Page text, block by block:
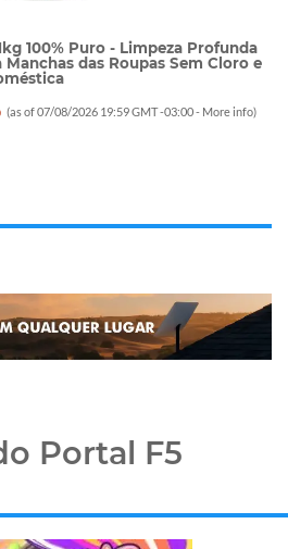
100% Puro - Limpeza Profunda
das Roupas Sem Cloro e
(as of 07/08/2026 19:59 GMT -03:00 - More info)
Portal F5